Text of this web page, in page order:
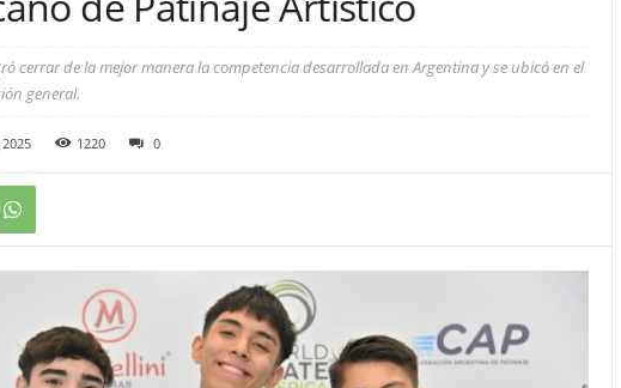
cerrar de la mejor manera la competencia desarrollada en Argentina y se ubicó en el
general.
1220 0